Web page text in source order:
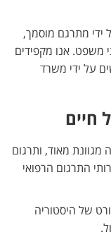
מתרגם מוסמך,
משפט. אנו מקפידים
על ידי משרד
חיים
מאוד, ותרגום
התרגום הרפואי
של היסטוריה